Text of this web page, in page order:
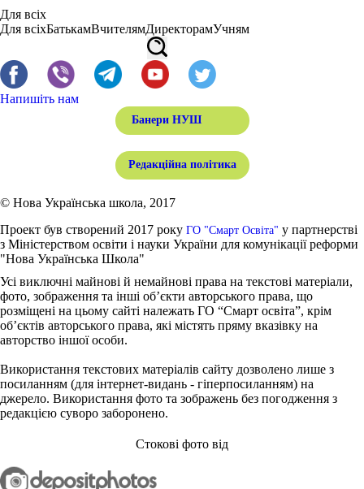
Для всіх
Для всіхБатькамВчителямДиректорамУчням
Напишіть нам
Банери НУШ
Редакційна політика
© Нова Українська школа, 2017
Проект був створений 2017 року ГО "Смарт Освіта" у партнерстві
з Міністерством освіти і науки України для комунікації реформи
"Нова Українська Школа"
Усі виключні майнові й немайнові права на текстові матеріали,
фото, зображення та інші об’єкти авторського права, що
розміщені на цьому сайті належать ГО “Смарт освіта”, крім
об’єктів авторського права, які містять пряму вказівку на
авторство іншої особи.
Використання текстових матеріалів сайту дозволено лише з
посиланням (для інтернет-видань - гіперпосиланням) на
джерело. Використання фото та зображень без погодження з
редакцією суворо заборонено.
Стокові фото від